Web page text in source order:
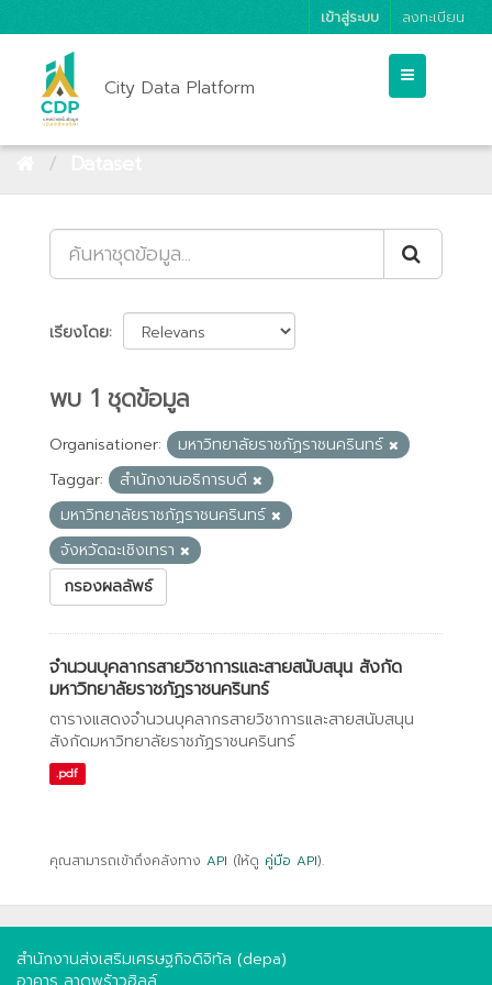
เข้าสู่ระบบ ลงทะเบียน
City Data Platform
เรียงโดย
พบ 1 ชุดข้อมูล
Organisationer:
มหาวิทยาลัยราชภัฏราชนครินทร์
Taggar:
สำนักงานอธิการบดี
มหาวิทยาลัยราชภัฏราชนครินทร์
จังหวัดฉะเชิงเทรา
กรองผลลัพธ์
จำนวนบุคลากรสายวิชาการและสายสนับสนุน สังกัด
มหาวิทยาลัยราชภัฏราชนครินทร์
ตารางแสดงจำนวนบุคลากรสายวิชาการและสายสนับสนุน
สังกัดมหาวิทยาลัยราชภัฏราชนครินทร์
.pdf
คุณสามารถเข้าถึงคลังทาง API (ให้ดู คู่มือ API).
สำนักงานส่งเสริมเศรษฐกิจดิจิทัล (depa)